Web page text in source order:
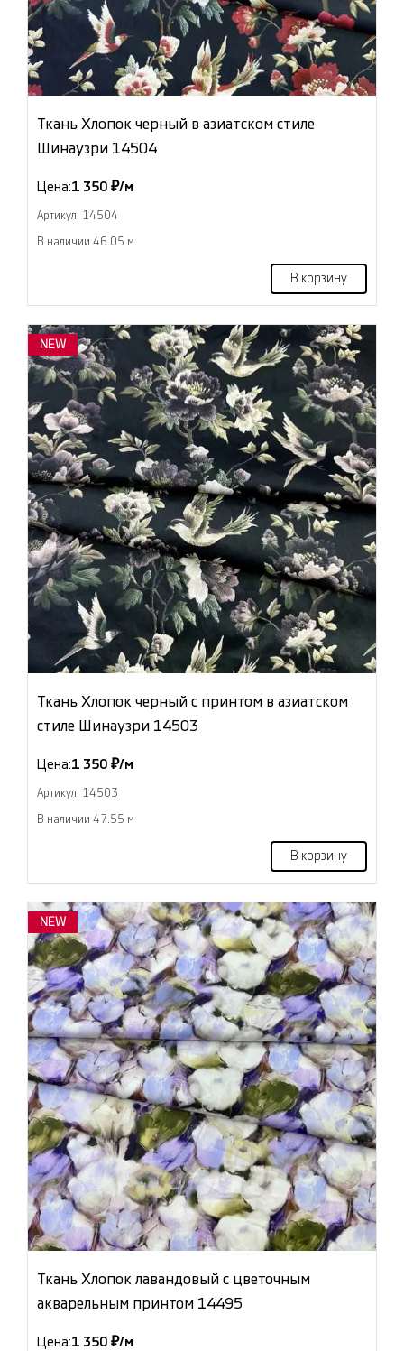
Ткань Хлопок черный в азиатском стиле
Шинаузри 14504
Цена:1 350 ₽/м
Артикул: 14504
В наличии 46.05 м
В корзину
NEW
Ткань Хлопок черный с принтом в азиатском
стиле Шинаузри 14503
Цена:1 350 ₽/м
Артикул: 14503
В наличии 47.55 м
В корзину
NEW
Ткань Хлопок лавандовый с цветочным
акварельным принтом 14495
Цена:1 350 ₽/м